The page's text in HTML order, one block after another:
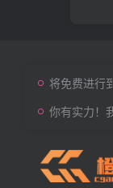
将免费进行
你有实力！